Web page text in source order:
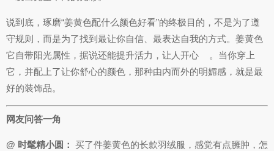
说到底，琢磨“姜黄色配什么颜色好看”的终极目的，不是为了遵
守规则，而是为了找到最让你自信、最表达自我的方式。姜黄色
它自带阳光属性，据说还能提升活力，让人开心
。当你穿上
它，并配上了让你舒心的颜色，那种由内而外的明媚感，就是最
好的装饰品。
网友问答一角
@ 时髦精小圆： 买了件姜黄色的长款羽绒服，感觉有点臃肿，怎